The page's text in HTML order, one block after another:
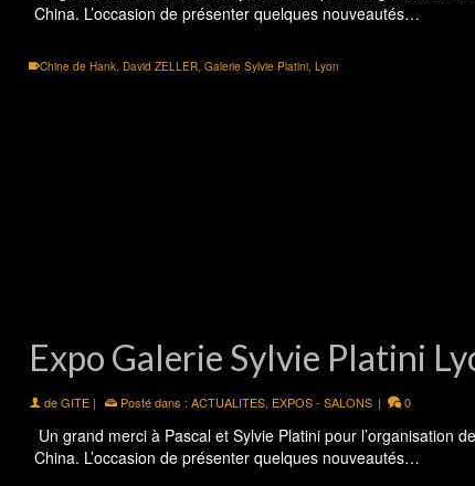
China. L’occasion de présenter quelques nouveautés…
Chine de Hank,David ZELLER,Galerie Sylvie Platini,Lyon
Expo Galerie Sylvie Platini
deGITE | Posté dans :ACTUALITES, EXPOS - SALONS | 0
Un grand merci à Pascal et Sylvie Platini pour l’organisation
China. L’occasion de présenter quelques nouveautés…